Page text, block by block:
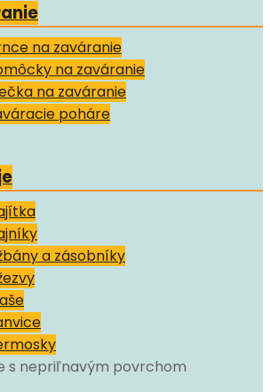
na zaváranie
na zaváranie
na zaváranie
poháre
a zásobníky
s nepriľnavým povrchom